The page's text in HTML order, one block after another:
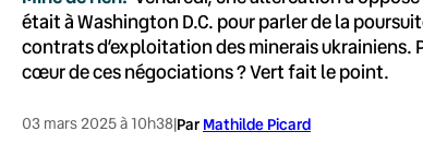
était à Washington D.C. pour parler de la
contrats d’exploitation des minerais ukrainiens.
cœur de ces négociations ? Vert fait le point.
03 mars 2025 à 10h38|Par Mathilde Picard